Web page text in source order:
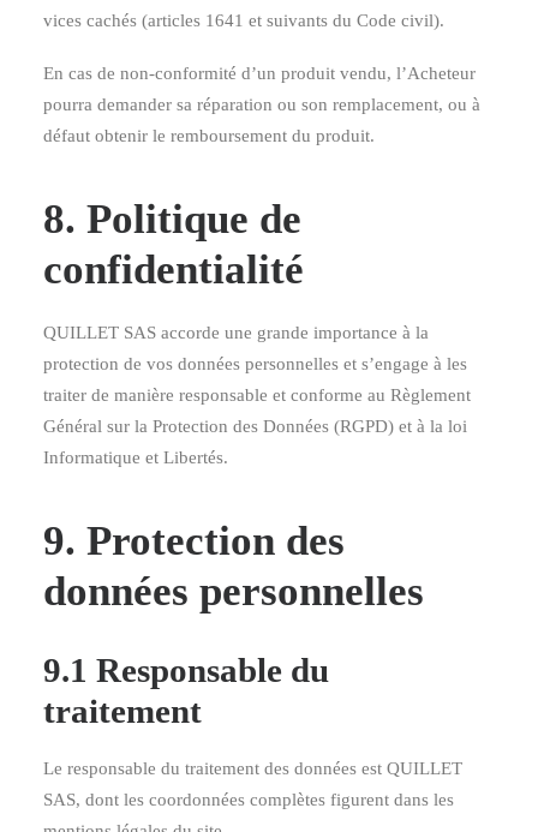
vices cachés (articles 1641 et suivants du Code civil).
En cas de non-conformité d’un produit vendu, l’Acheteur
pourra demander sa réparation ou son remplacement, ou à
défaut obtenir le remboursement du produit.
8. Politique de
confidentialité
QUILLET SAS accorde une grande importance à la
protection de vos données personnelles et s’engage à les
traiter de manière responsable et conforme au Règlement
Général sur la Protection des Données (RGPD) et à la loi
Informatique et Libertés.
9. Protection des
données personnelles
9.1 Responsable du
traitement
Le responsable du traitement des données est QUILLET
SAS, dont les coordonnées complètes figurent dans les